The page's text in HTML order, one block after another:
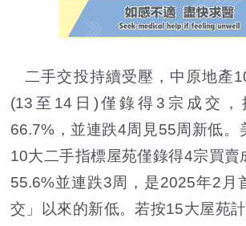
二手交投持續受壓，中原地產
(13至14日)僅錄得3宗成交，
66.7%，並連跌4周見55周新低。
10大二手指標屋苑僅錄得4宗買賣
55.6%並連跌3周，是2025年2月
交」以來的新低。若按15大屋苑